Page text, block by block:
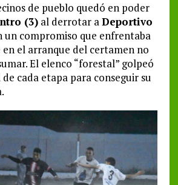
de pueblo quedó en poder
(3)al derrotar aDeportivo
un compromiso que enfrentaba
en el arranque del certamen no
El elenco “forestal” golpeó
cada etapa para conseguir su